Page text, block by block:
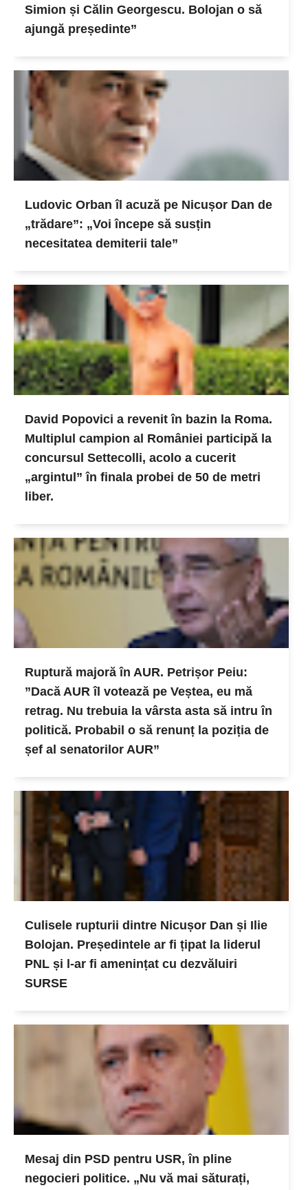
Simion și Călin Georgescu. Bolojan o să
ajungă președinte”
Ludovic Orban îl acuză pe Nicușor Dan de
„trădare”: „Voi începe să susțin
necesitatea demiterii tale”
David Popovici a revenit în bazin la Roma.
Multiplul campion al României participă la
concursul Settecolli, acolo a cucerit
„argintul” în finala probei de 50 de metri
liber.
Ruptură majoră în AUR. Petrișor Peiu:
”Dacă AUR îl votează pe Veștea, eu mă
retrag. Nu trebuia la vârsta asta să intru în
politică. Probabil o să renunț la poziția de
șef al senatorilor AUR”
Culisele rupturii dintre Nicușor Dan și Ilie
Bolojan. Președintele ar fi țipat la liderul
PNL și l-ar fi amenințat cu dezvăluiri
SURSE
Mesaj din PSD pentru USR, în pline
negocieri politice. „Nu vă mai săturați,